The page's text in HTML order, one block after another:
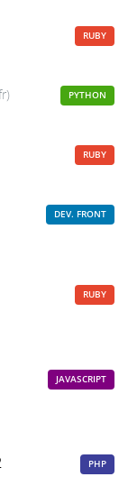
RUBY
PYTHON
RUBY
DEV. FRONT
RUBY
JAVASCRIPT
PHP